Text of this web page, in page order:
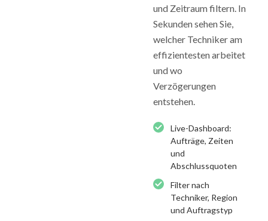
und Zeitraum filtern. In
Sekunden sehen Sie,
welcher Techniker am
effizientesten arbeitet
und wo
Verzögerungen
entstehen.
Live-Dashboard:
Aufträge, Zeiten
und
Abschlussquoten
Filter nach
Techniker, Region
und Auftragstyp